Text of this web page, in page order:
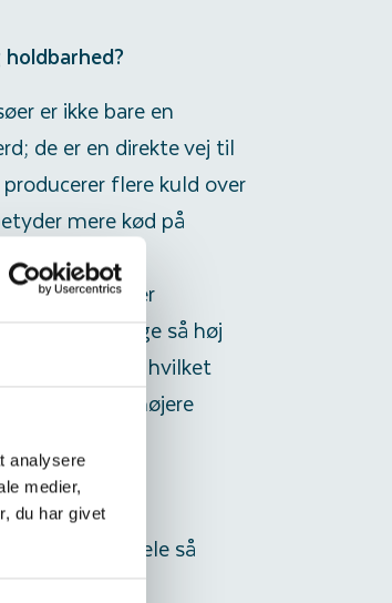
analysere
medier,
du har givet
er ikke bare en
de er en direkte vej til
flere kuld over
mere kød på
for
med det, så er
mindst lige så høj
robuste dyr, hvilket
markeder og højere
fordele så